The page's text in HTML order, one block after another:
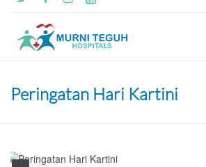
Peringatan Hari Kartini